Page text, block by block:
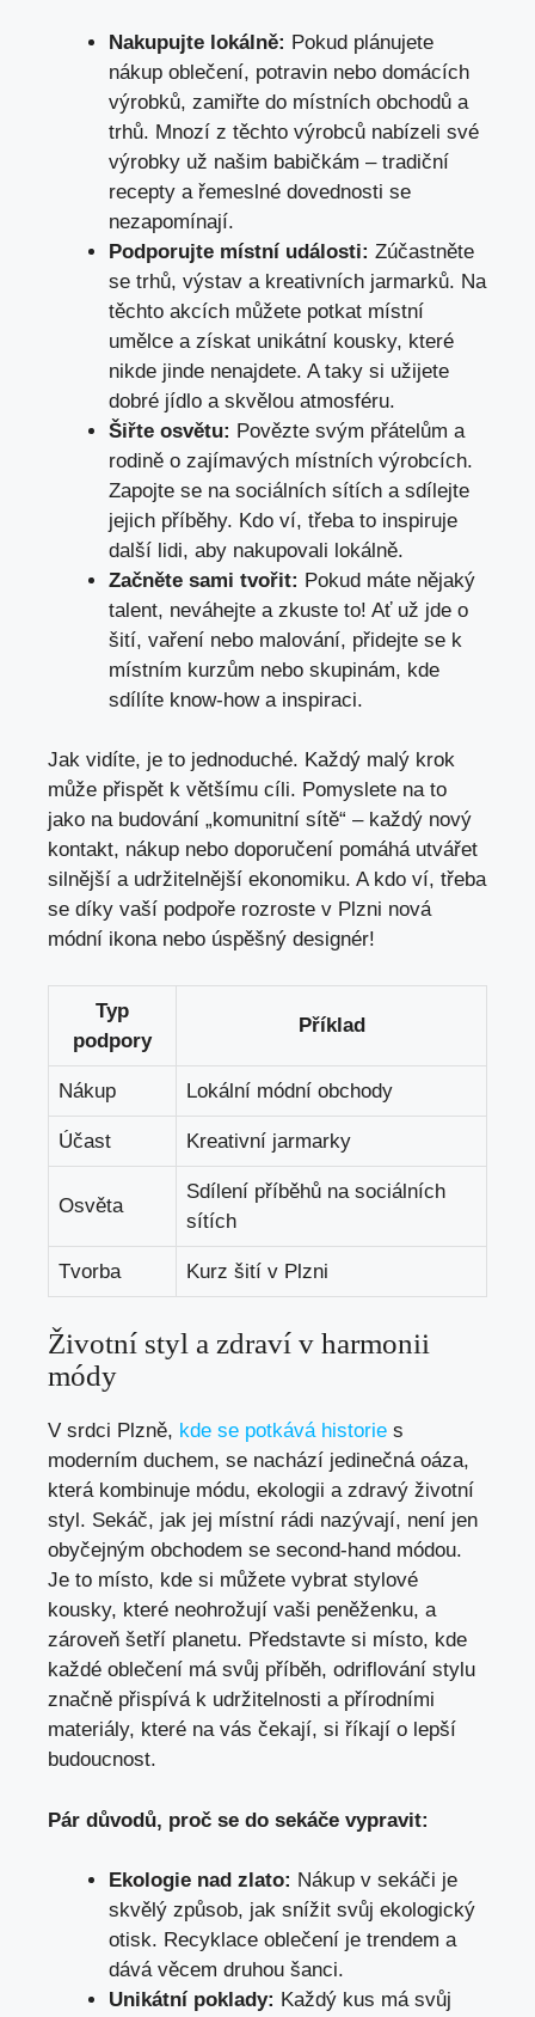
Nakupujte lokálně: Pokud plánujete
nákup oblečení, potravin nebo domácích
výrobků, zamiřte do místních obchodů a
trhů. Mnozí z těchto výrobců nabízeli své
výrobky už našim babičkám – tradiční
recepty a řemeslné dovednosti se
nezapomínají.
Podporujte místní události: Zúčastněte
se trhů, výstav a kreativních jarmarků. Na
těchto akcích můžete potkat místní
umělce a získat unikátní kousky, které
nikde jinde nenajdete. A taky si užijete
dobré jídlo a skvělou atmosféru.
Šiřte osvětu: Povězte svým přátelům a
rodině o zajímavých místních výrobcích.
Zapojte se na sociálních sítích a sdílejte
jejich příběhy. Kdo ví, třeba to inspiruje
další lidi, aby nakupovali lokálně.
Začněte sami tvořit: Pokud máte nějaký
talent, neváhejte a zkuste to! Ať už jde o
šití, vaření nebo malování, přidejte se k
místním kurzům nebo skupinám, kde
sdílíte know-how a inspiraci.
Jak vidíte, je to jednoduché. Každý malý krok
může přispět k většímu cíli. Pomyslete na to
jako na budování „komunitní sítě“ – každý nový
kontakt, nákup nebo doporučení pomáhá utvářet
silnější a udržitelnější ekonomiku. A kdo ví, třeba
se díky vaší podpoře rozroste v Plzni nová
módní ikona nebo úspěšný designér!
Typ
podpory
Příklad
Nákup Lokální módní obchody
Účast Kreativní jarmarky
Osvěta
Sdílení příběhů na sociálních
sítích
Tvorba Kurz šití v Plzni
Životní styl a zdraví v harmonii
módy
V srdci Plzně, kde se potkává historie s
moderním duchem, se nachází jedinečná oáza,
která kombinuje módu, ekologii a zdravý životní
styl. Sekáč, jak jej místní rádi nazývají, není jen
obyčejným obchodem se second-hand módou.
Je to místo, kde si můžete vybrat stylové
kousky, které neohrožují vaši peněženku, a
zároveň šetří planetu. Představte si místo, kde
každé oblečení má svůj příběh, odriflování stylu
značně přispívá k udržitelnosti a přírodními
materiály, které na vás čekají, si říkají o lepší
budoucnost.
Pár důvodů, proč se do sekáče vypravit:
Ekologie nad zlato: Nákup v sekáči je
skvělý způsob, jak snížit svůj ekologický
otisk. Recyklace oblečení je trendem a
dává věcem druhou šanci.
Unikátní poklady: Každý kus má svůj